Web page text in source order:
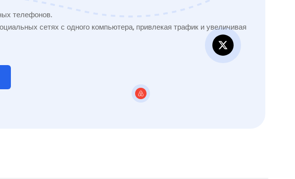
телефонов.
сетях с одного компьютера, привлекая трафик и увеличивая